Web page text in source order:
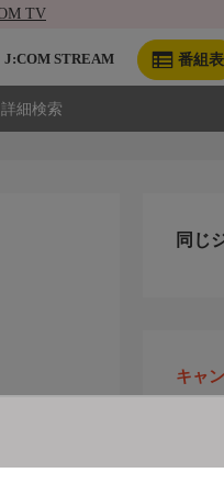
TV
番組表
J:COM STREAM
詳細検索
同じ
キャ